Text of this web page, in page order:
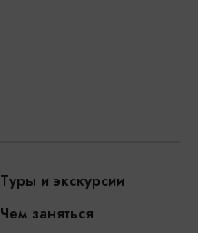
Туры и экскурсии
Чем заняться